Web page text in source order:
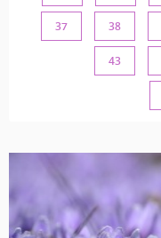
37 38
43